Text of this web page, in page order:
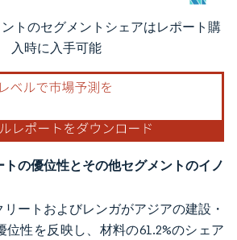
。再利用にはCC BY 4.0の表示が必要です。
トのセグメントシェアはレポート購
入時に入手可能
の優位性とその他セグメントのイノ
ートおよびレンガがアジアの建設・
位性を反映し、材料の61.2%のシェア